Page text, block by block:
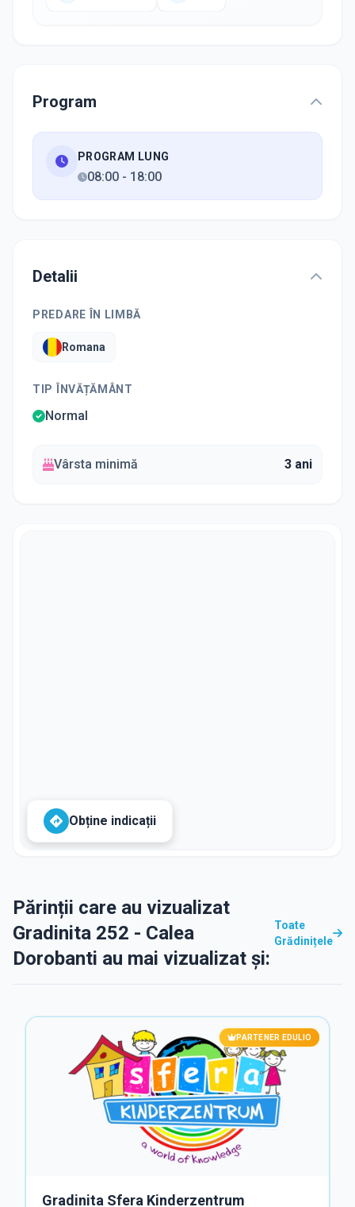
Program
PROGRAM LUNG
08:00 - 18:00
Detalii
PREDARE ÎN LIMBĂ
Romana
TIP ÎNVĂȚĂMÂNT
Normal
Vârsta minimă 3 ani
Obține indicații
Părinții care au vizualizat
Gradinita 252 - Calea
Dorobanti au mai vizualizat și:
Toate
Grădinițele
PARTENER EDULIO
Gradinita Sfera Kinderzentrum